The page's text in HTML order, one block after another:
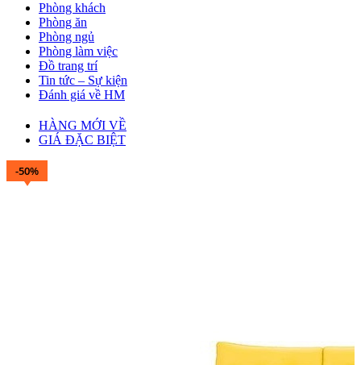
Phòng khách
Phòng ăn
Phòng ngủ
Phòng làm việc
Đồ trang trí
Tin tức – Sự kiện
Đánh giá về HM
HÀNG MỚI VỀ
GIÁ ĐẶC BIỆT
-50%